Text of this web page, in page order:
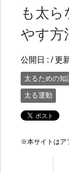
も太
やす方
公開日 : / 更
太るための知
太る運動
※本サイトはア